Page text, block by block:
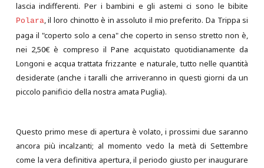
lascia indifferenti. Per i bambini e gli astemi ci sono le bibite
Polara, il loro chinotto è in assoluto il mio preferito. Da Trippa si
paga il "coperto solo a cena" che coperto in senso stretto non è,
nei 2,50€ è compreso il Pane acquistato quotidianamente da
Longoni e acqua trattata frizzante e naturale, tutto nelle quantità
desiderate (anche i taralli che arriveranno in questi giorni da un
piccolo panificio della nostra amata Puglia).
Questo primo mese di apertura è volato, i prossimi due saranno
ancora più incalzanti; al momento vedo la metà di Settembre
come la vera definitiva apertura, il periodo giusto per inaugurare